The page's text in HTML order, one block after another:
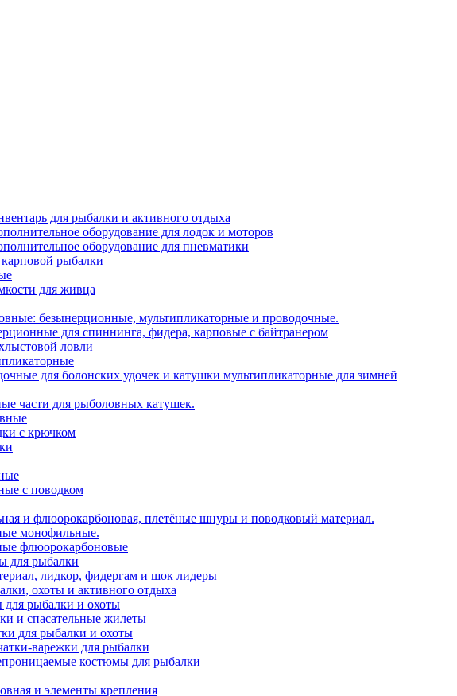
для рыбалки и активного отдыха
оборудование для лодок и моторов
оборудование для пневматики
рыбалки
для живца
безынерционные, мультипликаторные и проводочные.
для спиннинга, фидера, карповые с байтранером
ловли
для болонских удочек и катушки мультипликаторные для зимней
части для рыболовных катушек.
с крючком
с поводком
и флюорокарбоновая, плетёные шнуры и поводковый материал.
монофильные.
флюорокарбоновые
для рыбалки
лидкор, фидергам и шок лидеры
охоты и активного отдыха
для рыбалки и охоты
и спасательные жилеты
для рыбалки и охоты
варежки для рыбалки
костюмы для рыбалки
и элементы крепления